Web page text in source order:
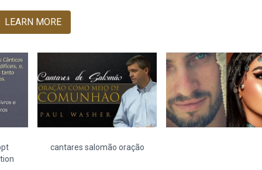
LEARN MORE
cantares salomão oração